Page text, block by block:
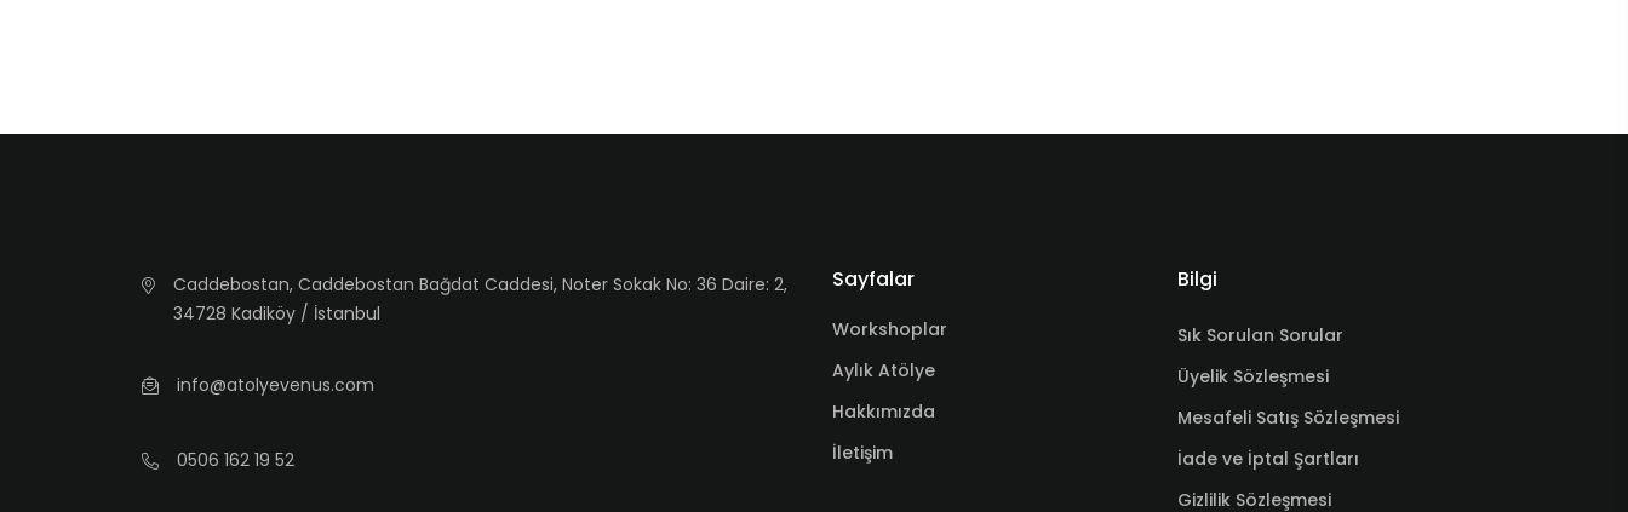
Caddebostan, Caddebostan Bağdat Caddesi, Noter Sokak No: 36 Daire: 2,
34728 Kadiköy / İstanbul
info@atolyevenus.com
0506 162 19 52
Sayfalar
Workshoplar
Aylık Atölye
Hakkımızda
İletişim
Bilgi
Sık Sorulan Sorular
Üyelik Sözleşmesi
Mesafeli Satış Sözleşmesi
İade ve İptal Şartları
Gizlilik Sözleşmesi